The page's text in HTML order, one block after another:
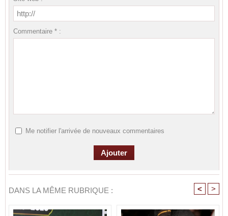
Commentaire * :
Me notifier l'arrivée de nouveaux commentaires
DANS LA MÊME RUBRIQUE : < >